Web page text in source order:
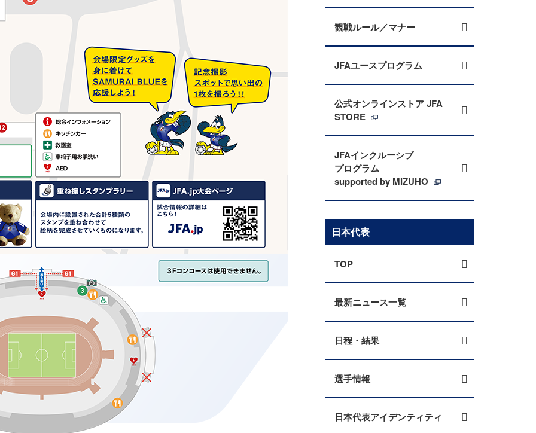
観戦ルール／マナー
JFAユースプログラム
公式オンラインストア JFA
STORE
JFAインクルーシブ
プログラム
supported by MIZUHO
日本代表
TOP
最新ニュース一覧
日程・結果
選手情報
日本代表アイデンティティ